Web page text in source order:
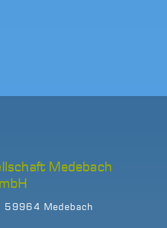
Medebach
mbH
59964 Medebach